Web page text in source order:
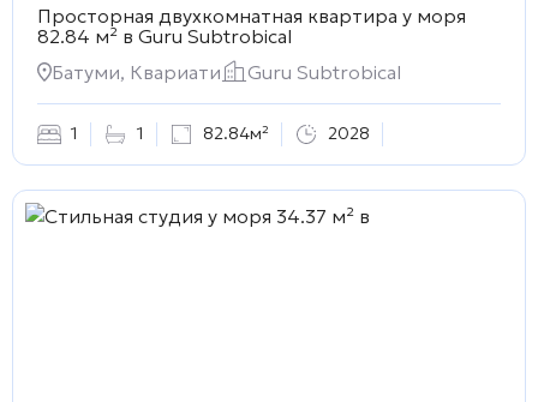
Просторная двухкомнатная квартира у моря
82.84 м² в Guru Subtrobical
Батуми, Квариати
Guru Subtrobical
1 1 82.84м² 2028